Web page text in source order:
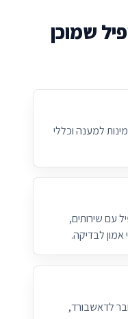
שמוכן
למענה וכללי
עם שירותים,
אמון לבדיקה.
לדאשבורד,